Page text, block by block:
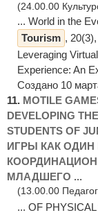
(24.00.00
... World in the
Tourism ,
Leveraging
Experience: An
Создано 10
11. MOTILE
DEVELOPING
STUDENTS OF
ИГРЫ КАК ОДИН
МЛАДШЕГО ...
(13.00.00
... OF